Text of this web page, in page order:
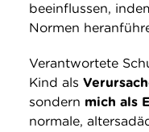
beeinflussen,
Normen
Verantwortete
Kind als
sondern mich als
normale,